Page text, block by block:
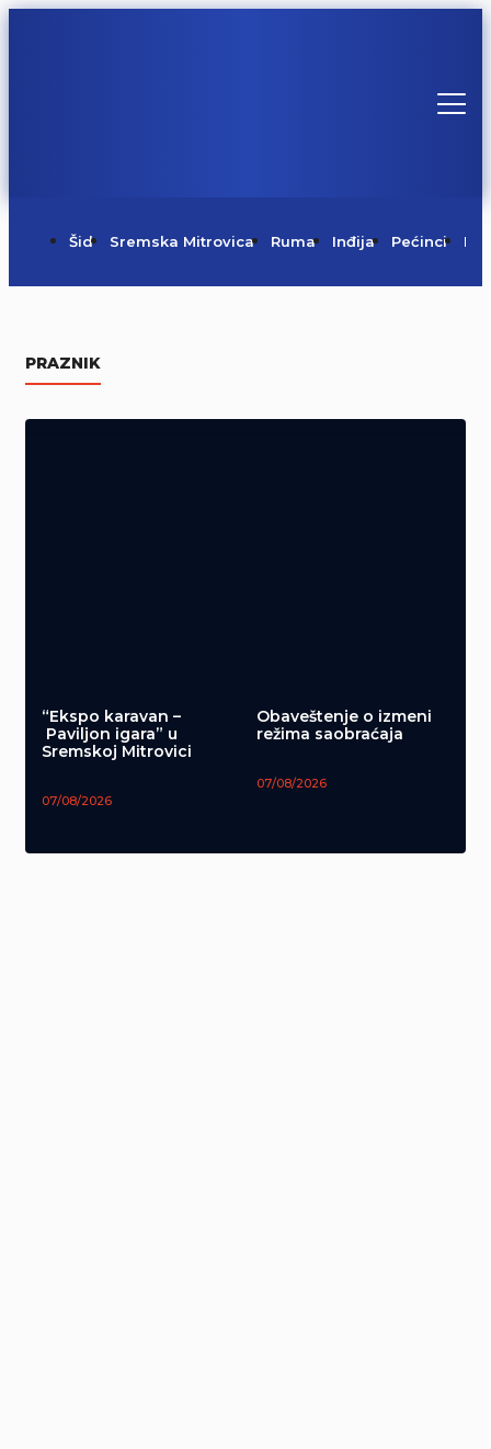
Šid Sremska Mitrovica Ruma Inđija Pećinci Irig
PRAZNIK
Danas je Sveti Pantelejmon
“Ekspo karavan –
Paviljon igara” u
Sremskoj Mitrovici
07/08/2026
Obaveštenje o izmeni
režima saobraćaja
07/08/2026